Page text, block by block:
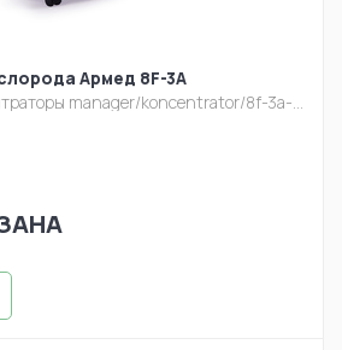
Армед 8F-3A
manager/koncentrator/8f-3a-1.jpg